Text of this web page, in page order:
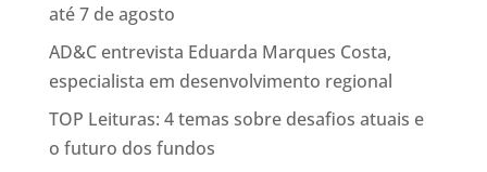
até 7 de agosto
AD&C entrevista Eduarda Marques Costa,
especialista em desenvolvimento regional
TOP Leituras: 4 temas sobre desafios atuais e
o futuro dos fundos